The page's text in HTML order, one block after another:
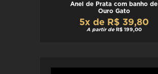
Anel de Prata com banho de
Ouro Gato
5x de R$ 39,80
A partir de R$ 199,00